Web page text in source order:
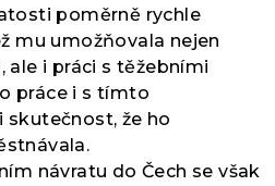
poměrně rychle
mu umožňovala nejen
ale i práci s těžebními
práce i s tímto
že ho
návratu do Čech se však